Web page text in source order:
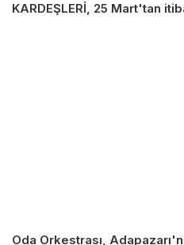
KARDEŞLERİ, 25 Mart'tan
Oda Orkestrası,